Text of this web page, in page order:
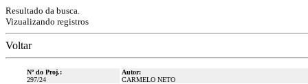
Resultado da busca.
Vizualizando registros
Voltar
Nº do Proj.:
297/24
Autor:
CARMELO NETO